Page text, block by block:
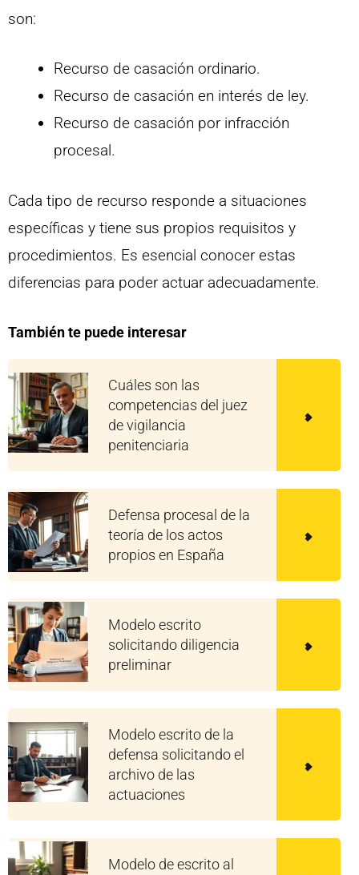
son:
Recurso de casación ordinario.
Recurso de casación en interés de ley.
Recurso de casación por infracción
procesal.
Cada tipo de recurso responde a situaciones
específicas y tiene sus propios requisitos y
procedimientos. Es esencial conocer estas
diferencias para poder actuar adecuadamente.
También te puede interesar
Cuáles son las
competencias del juez
de vigilancia
penitenciaria
Defensa procesal de la
teoría de los actos
propios en España
Modelo escrito
solicitando diligencia
preliminar
Modelo escrito de la
defensa solicitando el
archivo de las
actuaciones
Modelo de escrito al